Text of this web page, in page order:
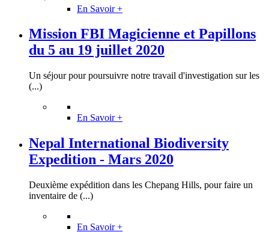
En Savoir +
Mission FBI Magicienne et Papillons
du 5 au 19 juillet 2020
Un séjour pour poursuivre notre travail d'investigation sur les
(...)
En Savoir +
Nepal International Biodiversity
Expedition - Mars 2020
Deuxième expédition dans les Chepang Hills, pour faire un
inventaire de (...)
En Savoir +